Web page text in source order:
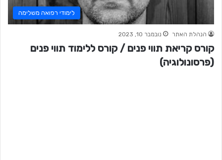
לימודי רפואה משלימה
הנהלת האתר נובמבר 10, 2023
קורס קריאת תווי פנים / קורס ללימוד תווי פנים
(פרסונולוגיה)